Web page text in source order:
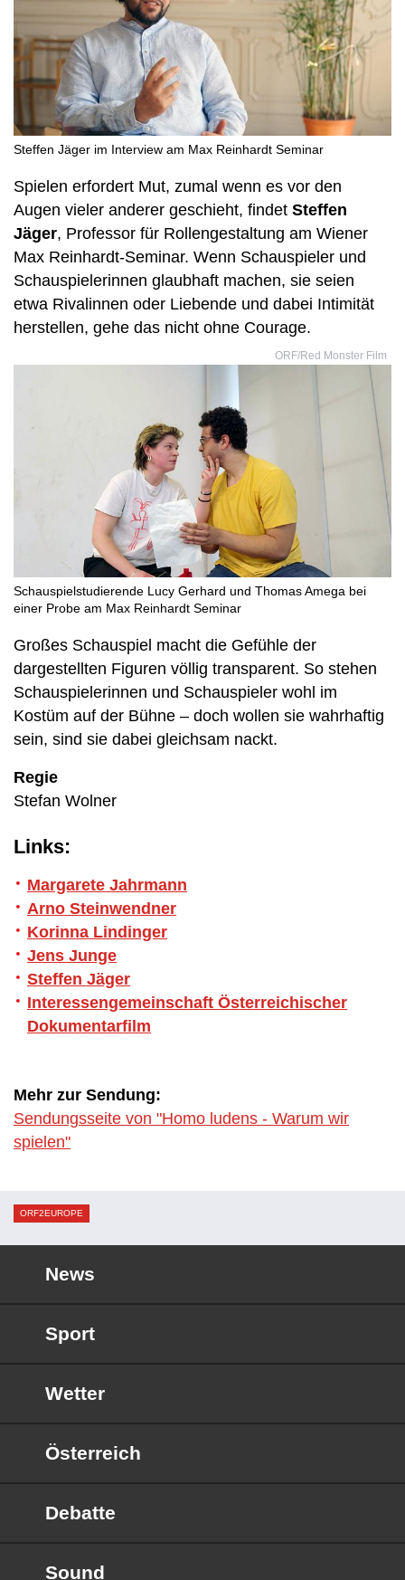
Steffen Jäger im Interview am Max Reinhardt Seminar
Spielen erfordert Mut, zumal wenn es vor den
Augen vieler anderer geschieht, findet Steffen
Jäger, Professor für Rollengestaltung am Wiener
Max Reinhardt-Seminar. Wenn Schauspieler und
Schauspielerinnen glaubhaft machen, sie seien
etwa Rivalinnen oder Liebende und dabei Intimität
herstellen, gehe das nicht ohne Courage.
ORF/Red Monster Film
Schauspielstudierende Lucy Gerhard und Thomas Amega bei
einer Probe am Max Reinhardt Seminar
Großes Schauspiel macht die Gefühle der
dargestellten Figuren völlig transparent. So stehen
Schauspielerinnen und Schauspieler wohl im
Kostüm auf der Bühne – doch wollen sie wahrhaftig
sein, sind sie dabei gleichsam nackt.
Regie
Stefan Wolner
Links:
Margarete Jahrmann
Arno Steinwendner
Korinna Lindinger
Jens Junge
Steffen Jäger
Interessengemeinschaft Österreichischer
Dokumentarfilm
Mehr zur Sendung:
Sendungsseite von "Homo ludens - Warum wir
spielen"
ORF2EUROPE
News
Sport
Wetter
Österreich
Debatte
Sound